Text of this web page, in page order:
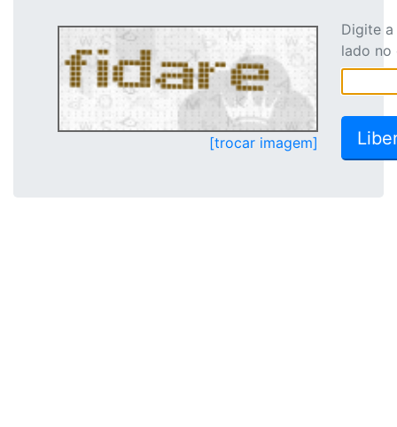
[trocar imagem]
Digite
lado no